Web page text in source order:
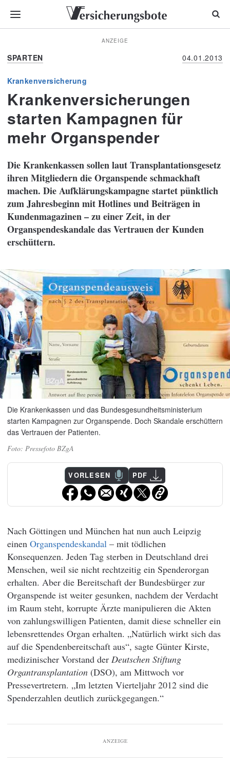
ANZEIGE
SPARTEN 04.01.2013
Krankenversicherung
Krankenversicherungen
starten Kampagnen für
mehr Organspender
Die Krankenkassen sollen laut Transplantationsgesetz
ihren Mitgliedern die Organspende schmackhaft
machen. Die Aufklärungskampagne startet pünktlich
zum Jahresbeginn mit Hotlines und Beiträgen in
Kundenmagazinen – zu einer Zeit, in der
Organspendeskandale das Vertrauen der Kunden
erschüttern.
Die Krankenkassen und das Bundesgesundheitsministerium
starten Kampagnen zur Organspende. Doch Skandale erschüttern
das Vertrauen der Patienten.
Pressefoto BZgA
VORLESEN PDF
Nach Göttingen und München hat nun auch Leipzig
einen Organspendeskandal – mit tödlichen
Konsequenzen. Jeden Tag sterben in Deutschland drei
Menschen, weil sie nicht rechtzeitig ein Spenderorgan
erhalten. Aber die Bereitschaft der Bundesbürger zur
Organspende ist weiter gesunken, nachdem der Verdacht
im Raum steht, korrupte Ärzte manipulieren die Akten
von zahlungswilligen Patienten, damit diese schneller ein
lebensrettendes Organ erhalten. „Natürlich wirkt sich das
auf die Spendenbereitschaft aus“, sagte Günter Kirste,
medizinischer Vorstand der Deutschen Stiftung
Organtransplantation (DSO), am Mittwoch vor
Pressevertretern. „Im letzten Vierteljahr 2012 sind die
Spenderzahlen deutlich zurückgegangen.“
ANZEIGE